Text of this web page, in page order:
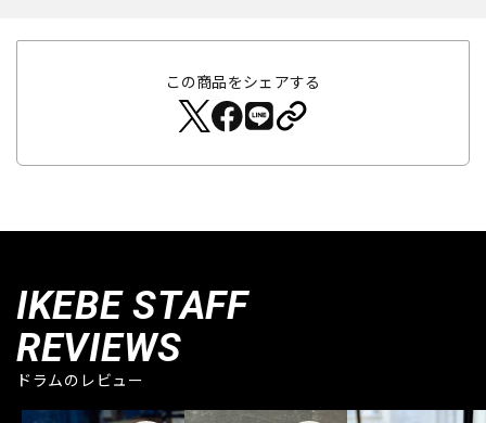
この商品をシェアする
IKEBE STAFF
REVIEWS
ドラムのレビュー